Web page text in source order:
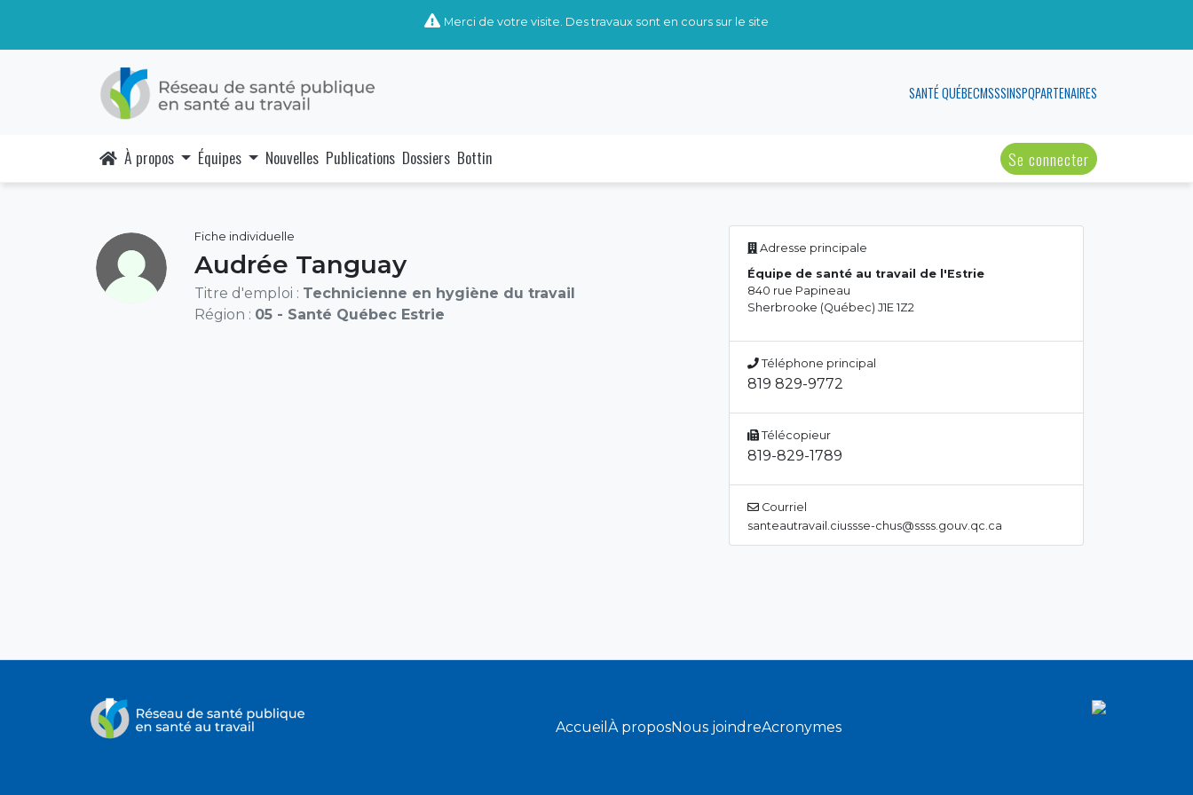
Merci de votre visite. Des travaux sont en cours sur le site
SANTÉ QUÉBECMSSSINSPQPARTENAIRES
À propos Équipes Nouvelles Publications Dossiers Bottin Se connecter
Fiche individuelle
Audrée Tanguay
Titre d'emploi : Technicienne en hygiène du travail
Région : 05 - Santé Québec Estrie
Adresse principale
Équipe de santé au travail de l'Estrie
840 rue Papineau
Sherbrooke (Québec) J1E 1Z2
Téléphone principal
819 829-9772
Télécopieur
819-829-1789
Courriel
santeautravail.ciussse-chus@ssss.gouv.qc.ca
Accueil À proposNous joindreAcronymes